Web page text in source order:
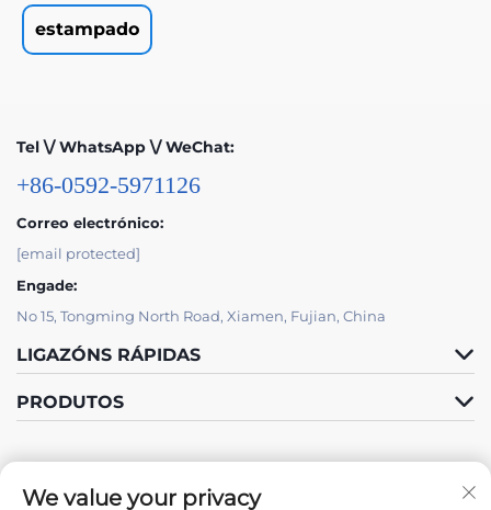
estampado
Tel \/ WhatsApp \/ WeChat:
+86-0592-5971126
Correo electrónico:
[email protected]
Engade:
No 15, Tongming North Road, Xiamen, Fujian, China
LIGAZÓNS RÁPIDAS
PRODUTOS
We value your privacy